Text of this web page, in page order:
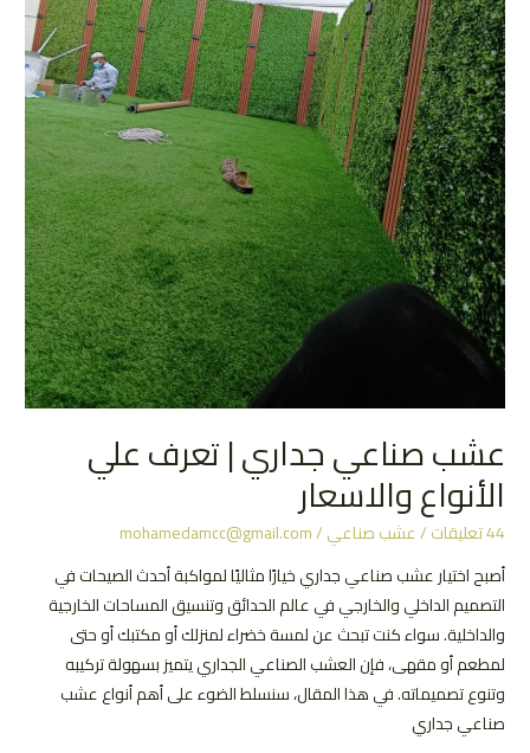
عشب صناعي جداري | تعرف علي
الأنواع والاسعار
44 تعليقات /عشب صناعي/
mohamedamcc@gmail.com
أصبح اختيار عشب صناعي جداري خيارًا مثاليًا لمواكبة أحدث الصيحات في
التصميم الداخلي والخارجي في عالم الحدائق وتنسيق المساحات الخارجية
والداخلية. سواء كنت تبحث عن لمسة خضراء لمنزلك أو مكتبك أو حتى
لمطعم أو مقهى، فإن العشب الصناعي الجداري يتميز بسهولة تركيبه
وتنوع تصميماته. في هذا المقال، سنسلط الضوء على أهم أنواع عشب
صناعي جداري